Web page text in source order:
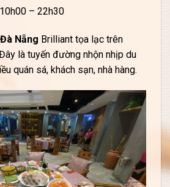
– 22h30
Nẵng Brilliant tọa lạc trên
là tuyến đường nhộn nhịp du
quán sá, khách sạn, nhà hàng.